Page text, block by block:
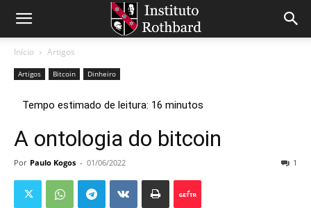
Início Artigos
Artigos Bitcoin Dinheiro
A ontologia do bitcoin
Por Paulo Kogos - 01/06/2022 1